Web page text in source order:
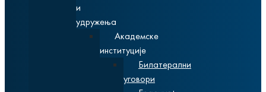
и
удружења
Академске
институције
Билатерални
уговори